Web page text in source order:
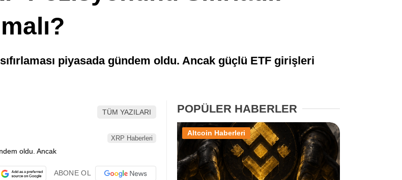
Memecoin Haberleri
Facebook
piyasada gündem oldu. Ancak güçlü ETF girişleri
TÜM YAZILARI
XRP Haberleri
ABONE OL
POPÜLER HABERLER
Altcoin Haberleri